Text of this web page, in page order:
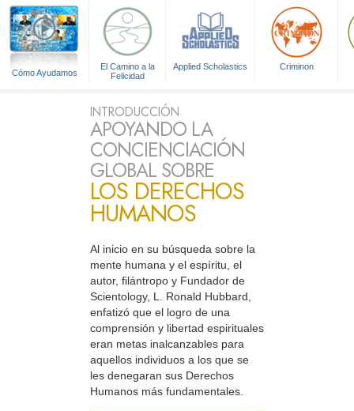
Cómo Ayudamos
El Camino a la
Felicidad
Applied Scholastics Criminon
INTRODUCCIÓN
APOYANDO LA
CONCIENCIACIÓN
GLOBAL SOBRE
LOS DERECHOS
HUMANOS
Al inicio en su búsqueda sobre la
mente humana y el espíritu, el
autor, filántropo y Fundador de
Scientology, L. Ronald Hubbard,
enfatizó que el logro de una
comprensión y libertad espirituales
eran metas inalcanzables para
aquellos individuos a los que se
les denegaran sus Derechos
Humanos más fundamentales.